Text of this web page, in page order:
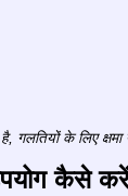
है, गलतियों के लिए
कैसे करें